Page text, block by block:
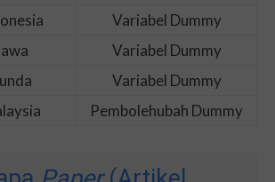
Variabel Dummy
Variabel Dummy
Variabel Dummy
Pembolehubah Dummy